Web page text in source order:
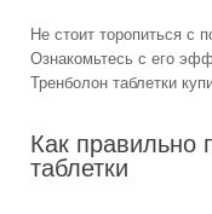
Не стоит торопиться с
Ознакомьтесь с его
Тренболон таблетки
Как правильно
таблетки